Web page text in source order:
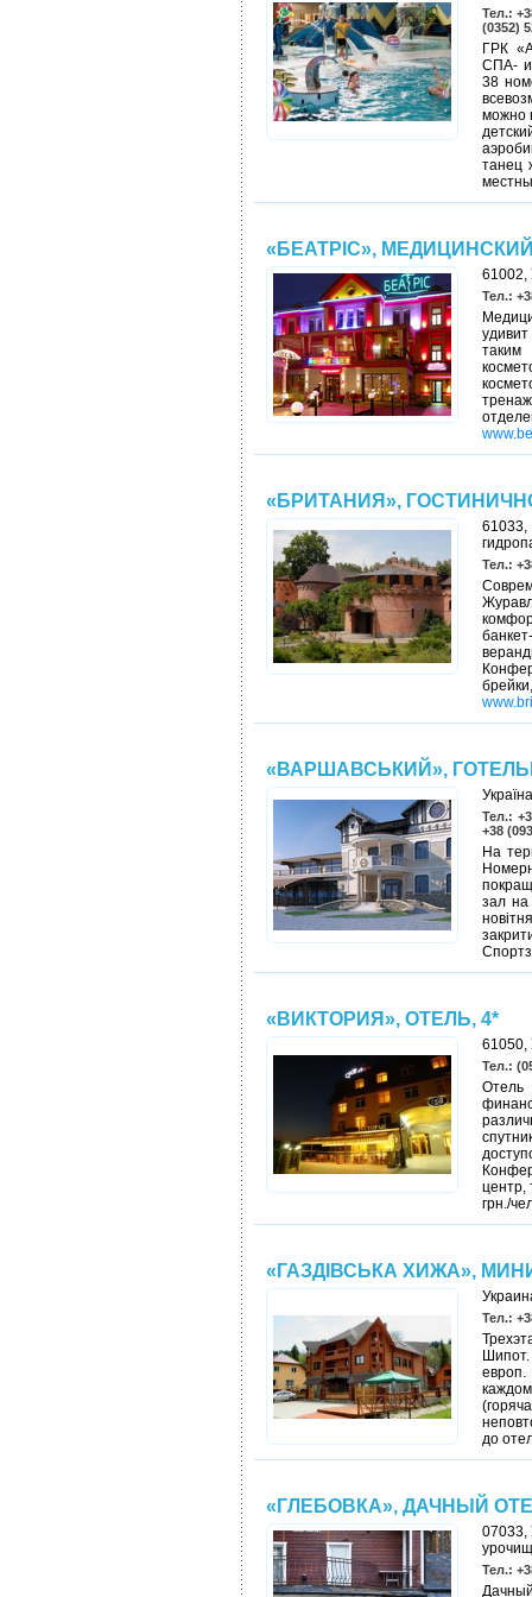
Тел.:
(0352)
ГРК
СПА- и
38
можно
танец
«БЕАТРІС»,
61002,
Тел.:
таким
«БРИТАНИЯ»,
61033,
Тел.:
«ВАРШАВСЬКИЙ»,
Тел.:
+38
На
зал на
«ВИКТОРИЯ», ОТЕЛЬ, 4*
61050,
Тел.:
центр,
грн./
«ГАЗДІВСЬКА ХИЖА»,
Тел.:
до
«ГЛЕБОВКА», ДАЧНЫЙ
07033,
Тел.: